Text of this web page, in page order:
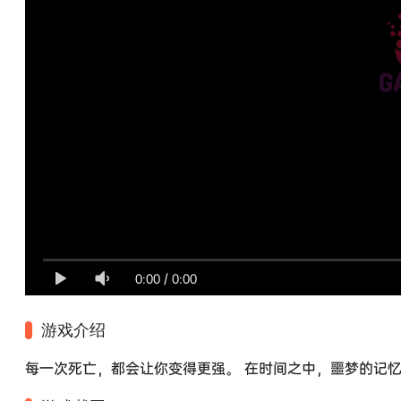
0:00 / 0:00
游戏介绍
每一次死亡，都会让你变得更强。 在时间之中，噩梦的